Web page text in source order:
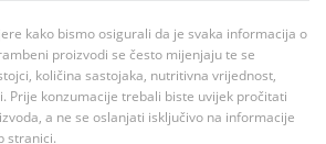
kako bismo osigurali da je svaka informacija o
proizvodi se često mijenjaju te se
količina sastojaka, nutritivna vrijednost,
Prije konzumacije trebali biste uvijek pročitati
a ne se oslanjati isključivo na informacije
stranici.